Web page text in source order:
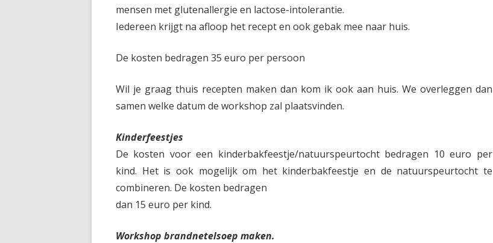
mensen met glutenallergie en lactose-intolerantie.
Iedereen krijgt na afloop het recept en ook gebak mee naar huis.
De kosten bedragen 35 euro per persoon
Wil je graag thuis recepten maken dan kom ik ook aan huis. We overleggen dan
samen welke datum de workshop zal plaatsvinden.
Kinderfeestjes
De kosten voor een kinderbakfeestje/natuurspeurtocht bedragen 10 euro per
kind. Het is ook mogelijk om het kinderbakfeestje en de natuurspeurtocht te
combineren. De kosten bedragen
dan 15 euro per kind.
Workshop brandnetelsoep maken.